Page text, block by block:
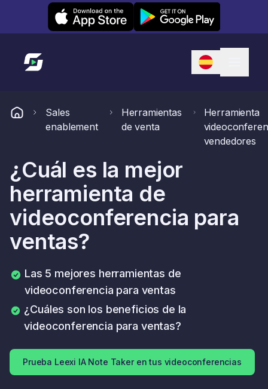
Leexi on iOS Leexi on Android
Enlace a la página de inicio
Sales
enablement
Herramientas
de venta
Herramienta
vendedores
¿Cuál es la mejor
herramienta de
videoconferencia para
ventas?
Las 5 mejores herramientas de
videoconferencia para ventas
¿Cuáles son los beneficios de la
videoconferencia para ventas?
Prueba Leexi IA Note Taker en tus videoconferencias